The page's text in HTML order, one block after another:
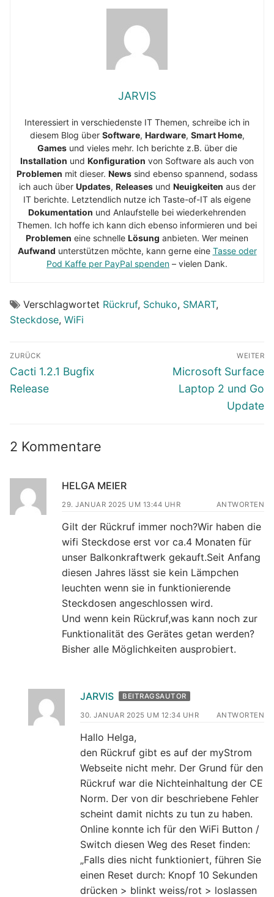
JARVIS
Interessiert in verschiedenste IT Themen, schreibe ich in
diesem Blog über Software, Hardware, Smart Home,
Gamesund vieles mehr. Ich berichte z.B. über die
Installation und Konfiguration von Software als auch von
Problemen mit dieser. News sind ebenso spannend, sodass
ich auch über Updates, Releasesund Neuigkeiten aus der
IT berichte. Letztendlich nutze ich Taste-of-IT als eigene
Dokumentation und Anlaufstelle bei wiederkehrenden
Themen. Ich hoffe ich kann dich ebenso informieren und bei
Problemen eine schnelle Lösung anbieten. Wer meinen
Aufwand unterstützen möchte, kann gerne eine Tasse oder
Pod Kaffe per PayPal spenden – vielen Dank.
Verschlagwortet Rückruf, Schuko, SMART,
Steckdose, WiFi
Beitragsnavigation
ZURÜCK
Vorheriger
Beitrag:
Cacti 1.2.1 Bugfix
Release
WEITER
Nächster
Beitrag:
Microsoft Surface
Laptop 2 und Go
Update
2 Kommentare
HELGA MEIER
29. JANUAR 2025 UM 13:44 UHR ANTWORTEN
Gilt der Rückruf immer noch?Wir haben die
wifi Steckdose erst vor ca.4 Monaten für
unser Balkonkraftwerk gekauft.Seit Anfang
diesen Jahres lässt sie kein Lämpchen
leuchten wenn sie in funktionierende
Steckdosen angeschlossen wird.
Und wenn kein Rückruf,was kann noch zur
Funktionalität des Gerätes getan werden?
Bisher alle Möglichkeiten ausprobiert.
JARVIS BEITRAGSAUTOR
30. JANUAR 2025 UM 12:34 UHR ANTWORTEN
Hallo Helga,
den Rückruf gibt es auf der myStrom
Webseite nicht mehr. Der Grund für den
Rückruf war die Nichteinhaltung der CE
Norm. Der von dir beschriebene Fehler
scheint damit nichts zu tun zu haben.
Online konnte ich für den WiFi Button /
Switch diesen Weg des Reset finden:
„Falls dies nicht funktioniert, führen Sie
einen Reset durch: Knopf 10 Sekunden
drücken > blinkt weiss/rot > loslassen